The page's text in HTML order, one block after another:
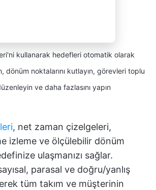
kullanarak hedefleri otomatik olarak
dönüm noktalarını kutlayın, görevleri toplu
ve daha fazlasını yapın
, net zaman çizelgeleri,
izleme ve ölçülebilir dönüm
ulaşmanızı sağlar.
parasal ve doğru/yanlış
tüm takım ve müşterinin